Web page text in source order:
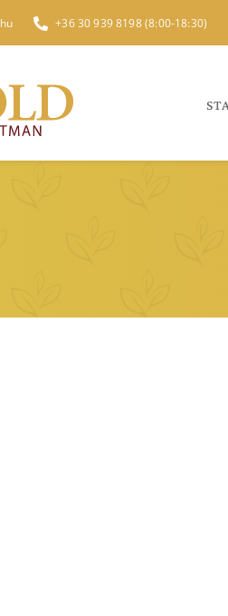
+36 30 939 8198 (8:00-18:30)